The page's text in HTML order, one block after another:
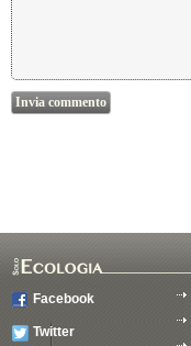
Facebook
Twitter